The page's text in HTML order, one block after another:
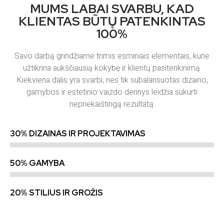
MUMS LABAI SVARBU, KAD
KLIENTAS BŪTŲ PATENKINTAS
100%
Savo darbą grindžiame trimis esminiais elementais, kurie
užtikrina aukščiausią kokybę ir klientų pasitenkinimą.
Kiekviena dalis yra svarbi, nes tik subalansuotas dizaino,
gamybos ir estetinio vaizdo derinys leidžia sukurti
nepriekaištingą rezultatą.
30% DIZAINAS IR PROJEKTAVIMAS
50% GAMYBA
20% STILIUS IR GROŽIS